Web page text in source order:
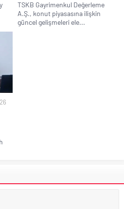
TSKB Gayrimenkul Değerleme
A.Ş., konut piyasasına ilişkin
güncel gelişmeleri ele...